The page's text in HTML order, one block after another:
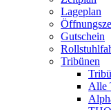
Lageplan
Gutschein
Tribünen
Alle